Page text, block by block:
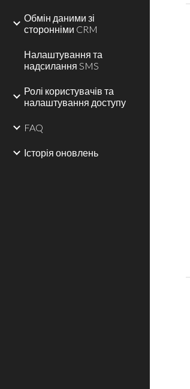
Обмін даними зі
сторонніми CRM
Налаштування та
надсилання SMS
Ролі користувачів та
налаштування доступу
FAQ
Історія оновлень